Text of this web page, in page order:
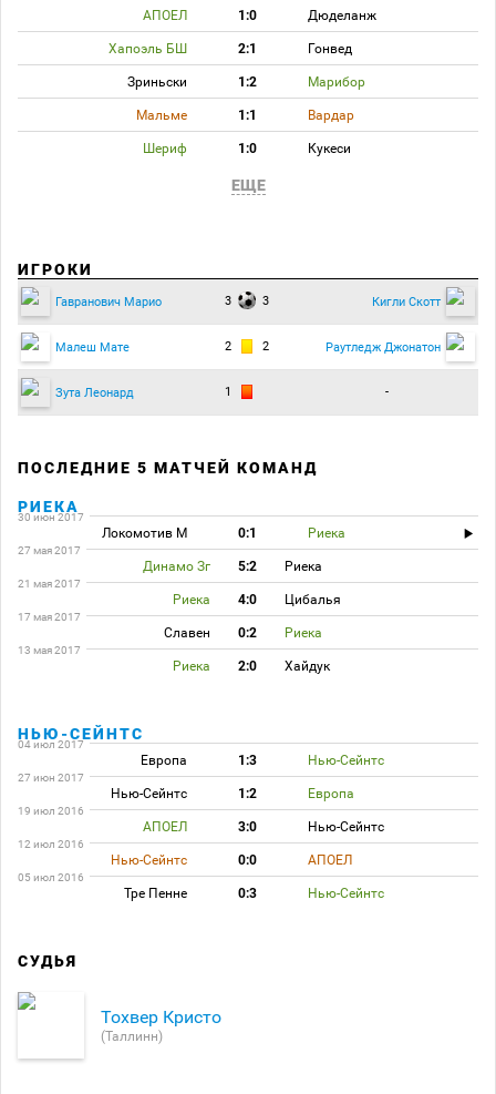
АПОЕЛ 1:0 Дюделанж
Хапоэль БШ 2:1 Гонвед
Зриньски 1:2 Марибор
Мальме 1:1 Вардар
Шериф 1:0 Кукеси
ЕЩЕ
ИГРОКИ
Гавранович Марио 3 3 Кигли Скотт
Малеш Мате 2 2 Раутледж Джонатон
Зута Леонард 1 -
ПОСЛЕДНИЕ 5 МАТЧЕЙ КОМАНД
РИЕКА
30 июн 2017
Локомотив М 0:1 Риека
27 мая 2017
Динамо Зг 5:2 Риека
21 мая 2017
Риека 4:0 Цибалья
17 мая 2017
Славен 0:2 Риека
13 мая 2017
Риека 2:0 Хайдук
НЬЮ-СЕЙНТС
04 июл 2017
Европа 1:3 Нью-Сейнтс
27 июн 2017
Нью-Сейнтс 1:2 Европа
19 июл 2016
АПОЕЛ 3:0 Нью-Сейнтс
12 июл 2016
Нью-Сейнтс 0:0 АПОЕЛ
05 июл 2016
Тре Пенне 0:3 Нью-Сейнтс
СУДЬЯ
Тохвер Кристо
(Таллинн)